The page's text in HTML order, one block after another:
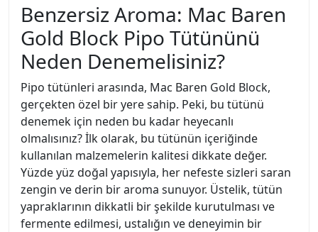
Benzersiz Aroma: Mac Baren
Gold Block Pipo Tütününü
Neden Denemelisiniz?
Pipo tütünleri arasında, Mac Baren Gold Block,
gerçekten özel bir yere sahip. Peki, bu tütünü
denemek için neden bu kadar heyecanlı
olmalısınız? İlk olarak, bu tütünün içeriğinde
kullanılan malzemelerin kalitesi dikkate değer.
Yüzde yüz doğal yapısıyla, her nefeste sizleri saran
zengin ve derin bir aroma sunuyor. Üstelik, tütün
yapraklarının dikkatli bir şekilde kurutulması ve
fermente edilmesi, ustalığın ve deneyimin bir